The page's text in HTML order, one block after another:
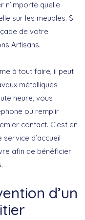
n’importe quelle
sur les meubles. Si
de votre
Artisans.
à tout faire, il peut
métalliques
heure, vous
ou remplir
contact. C’est en
d’accueil
afin de bénéficier
d’un